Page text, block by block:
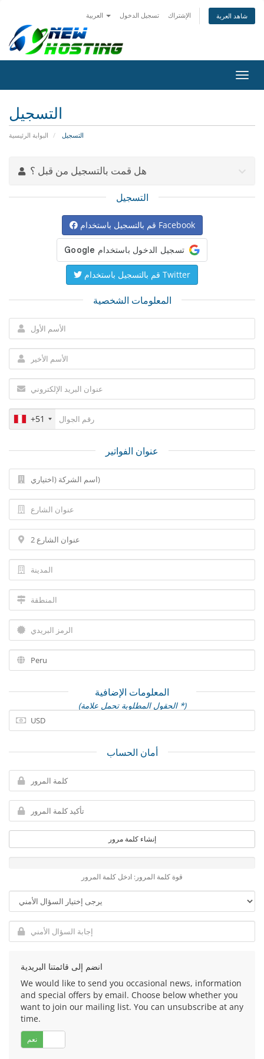
تسجيل الدخول الإشتراك شاهد العربة
تبديل
التنقل
التسجيل
البوابة الرئيسية التسجيل
هل قمت بالتسجيل من قبل ؟
التسجيل
قم بالتسجيل باستخدام Facebook
قم بالتسجيل باستخدام Twitter
المعلومات الشخصية
+51
عنوان الفواتير
المعلومات الإضافية
(الحقول المطلوبة تحمل علامة *)
أمان الحساب
إنشاء كلمة مرور
قوة كلمة المرور: ادخل كلمة المرور
انضم إلى قائمتنا البريدية
We would like to send you occasional news, information
and special offers by email. Choose below whether you
want to join our mailing list. You can unsubscribe at any
time.
نعم